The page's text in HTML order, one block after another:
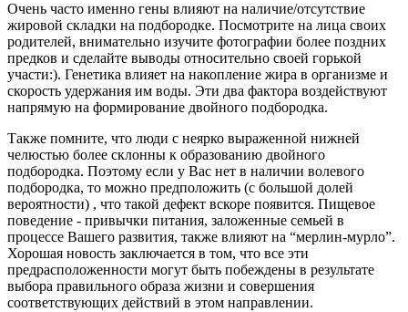
Очень часто именно гены влияют на наличие/отсутствие
жировой складки на подбородке. Посмотрите на лица своих
родителей, внимательно изучите фотографии более поздних
предков и сделайте выводы относительно своей горькой
участи:). Генетика влияет на накопление жира в организме и
скорость удержания им воды. Эти два фактора воздействуют
напрямую на формирование двойного подбородка.
Также помните, что люди с неярко выраженной нижней
челюстью более склонны к образованию двойного
подбородка. Поэтому если у Вас нет в наличии волевого
подбородка, то можно предположить (с большой долей
вероятности) , что такой дефект вскоре появится. Пищевое
поведение - привычки питания, заложенные семьей в
процессе Вашего развития, также влияют на “мерлин-мурло”.
Хорошая новость заключается в том, что все эти
предрасположенности могут быть побеждены в результате
выбора правильного образа жизни и совершения
соответствующих действий в этом направлении.